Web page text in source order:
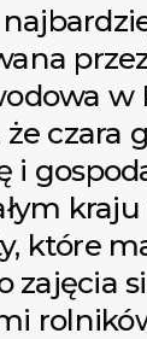
w
czara
i
kraju
które
zajęcia